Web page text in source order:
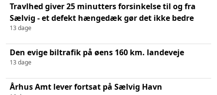
Travlhed giver 25 minutters forsinkelse til og fra
Sælvig - et defekt hængedæk gør det ikke bedre
13 dage
Den evige biltrafik på øens 160 km. landeveje
13 dage
Århus Amt lever fortsat på Sælvig Havn